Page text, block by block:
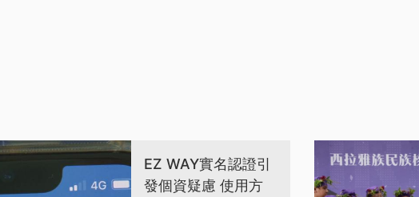
EZ WAY實名認證引
發個資疑慮 使用方